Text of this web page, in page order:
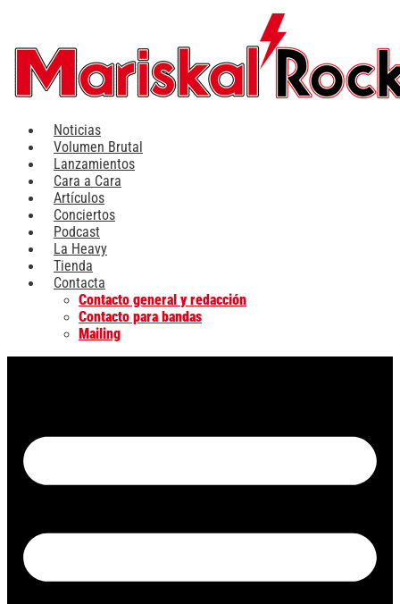
contenido
Noticias
Volumen Brutal
Lanzamientos
Cara a Cara
Artículos
Conciertos
Podcast
La Heavy
Tienda
Contacta
Contacto general y redacción
Contacto para bandas
Mailing